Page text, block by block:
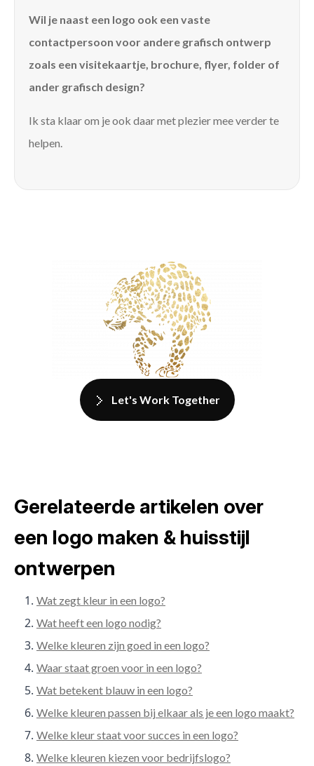
Wil je naast een logo ook een vaste
contactpersoon voor andere grafisch ontwerp
zoals een visitekaartje, brochure, flyer, folder of
ander grafisch design?
Ik sta klaar om je ook daar met plezier mee verder te
helpen.
Let's Work Together
Gerelateerde artikelen over
een logo maken & huisstijl
ontwerpen
Wat zegt kleur in een logo?
Wat heeft een logo nodig?
Welke kleuren zijn goed in een logo?
Waar staat groen voor in een logo?
Wat betekent blauw in een logo?
Welke kleuren passen bij elkaar als je een logo maakt?
Welke kleur staat voor succes in een logo?
Welke kleuren kiezen voor bedrijfslogo?